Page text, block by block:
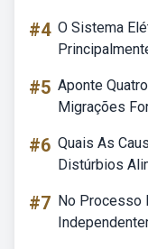
#4 O Sistema
#5 Aponte
Migrações
#6 Quais As
Distúrbios
#7 No Processo